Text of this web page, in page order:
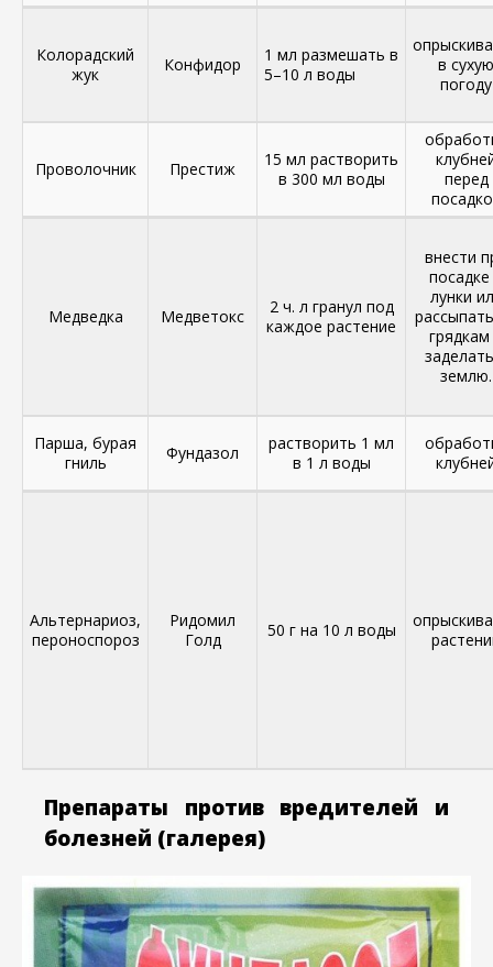
Колорадский
жук
Конфидор
1 мл размешать в
5–10 л воды
в сухую
погоду
Проволочник Престиж
15 мл растворить
в 300 мл воды
перед
Медведка Медветокс
2 ч. л гранул под
каждое растение
внести
лунки
землю.
Парша, бурая
гниль
Фундазол
растворить 1 мл
в 1 л воды
Альтернариоз,
пероноспороз
Ридомил
Голд
50 г на 10 л воды
Препараты против вредителей и
болезней (галерея)